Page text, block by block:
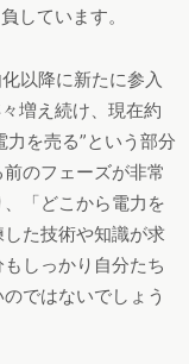
しています。
化以降に新たに参入
増え続け、現在約
を売る”という部分
のフェーズが非常
「どこから電力を
た技術や知識が求
しっかり自分たち
ではないでしょう